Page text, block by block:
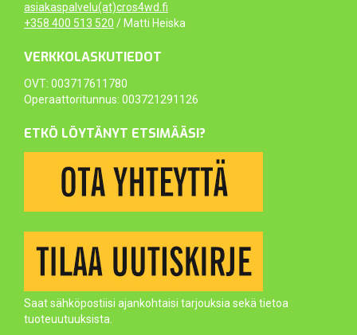
asiakaspalvelu(at)cros4wd.fi
+358 400 513 520 / Matti Heiska
VERKKOLASKUTIEDOT
OVT: 003717611780
Operaattoritunnus: 003721291126
ETKÖ LÖYTÄNYT ETSIMÄÄSI?
Saat sähköpostiisi ajankohtaisi tarjouksia sekä tietoa
tuoteuutuuksista.